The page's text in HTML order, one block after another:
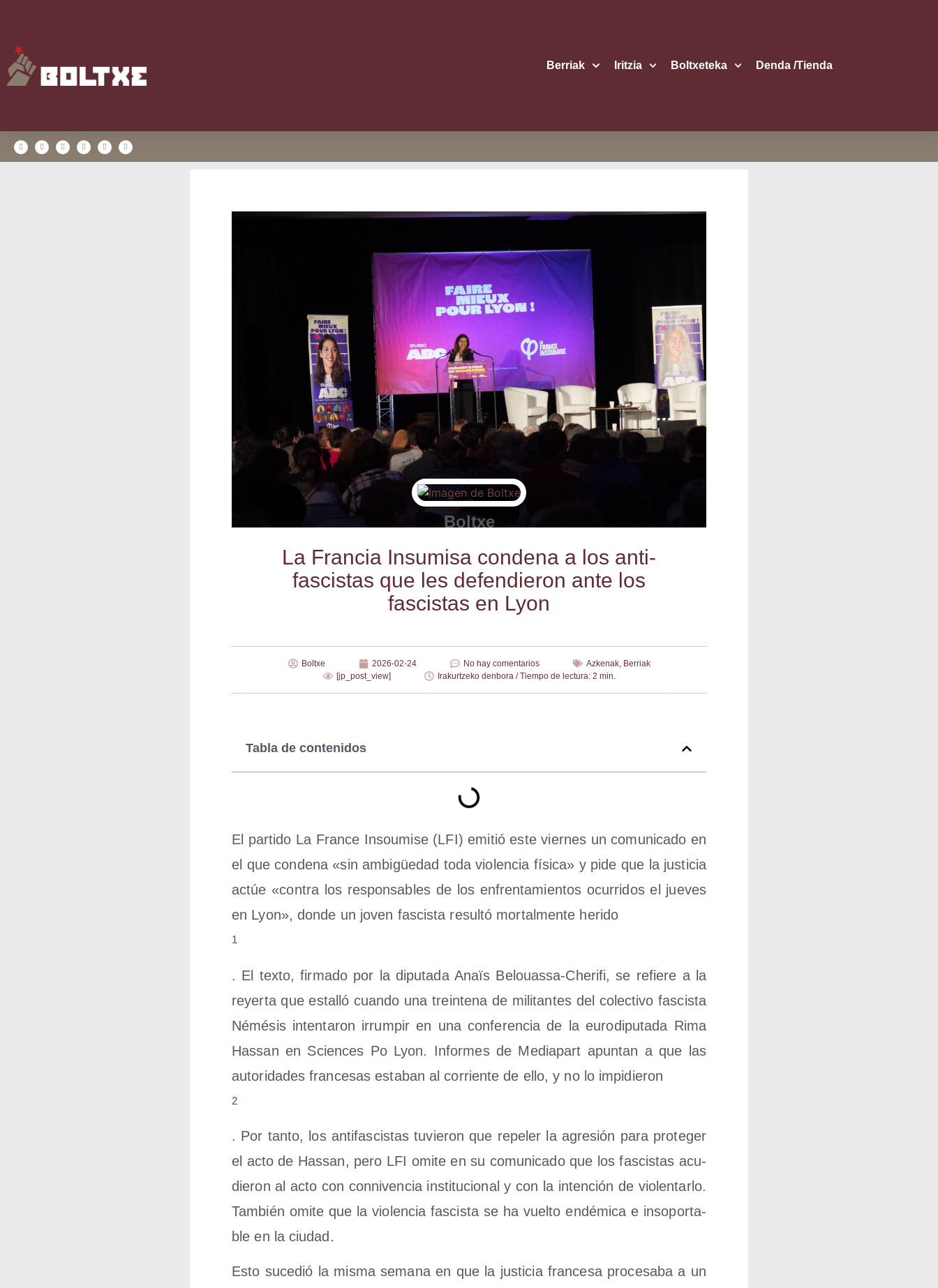
Berriak Iritzia Boltxe­te­ka Den­da /​Tien­da
Boltxe
La Fran­cia Insu­mi­sa con­de­na a los anti­
fas­cis­tas que les defen­die­ron ante los
fas­cis­tas en Lyon
Boltxe 2026-02-24 No hay comentarios Azkenak, Berriak
[jp_post_view]
Irakurtzeko denbora / Tiempo de lectura: 2 min.
Tabla de contenidos
El par­ti­do La Fran­ce Insou­mi­se (LFI) emi­tió este vier­nes un comu­ni­ca­do en
el que con­de­na «sin ambi­güe­dad toda vio­len­cia físi­ca» y pide que la jus­ti­cia
actúe «con­tra los res­pon­sa­bles de los enfren­ta­mien­tos ocu­rri­dos el jue­ves
en Lyon», don­de un joven fas­cis­ta resul­tó mor­tal­men­te herido
1
. El tex­to, fir­ma­do por la dipu­tada Anaïs Belouas­sa-Che­ri­fi, se refie­re a la
reyer­ta que esta­lló cuan­do una trein­te­na de mili­tan­tes del colec­ti­vo fas­cis­ta
Némé­sis inten­ta­ron irrum­pir en una con­fe­ren­cia de la euro­dipu­tada Rima
Has­san en Scien­ces Po Lyon. Infor­mes de Media­part apun­tan a que las
auto­ri­da­des fran­ce­sas esta­ban al corrien­te de ello, y no lo impidieron
2
. Por tan­to, los anti­fas­cis­tas tuvie­ron que repe­ler la agre­sión para pro­te­ger
el acto de Has­san, pero LFI omi­te en su comu­ni­ca­do que los fas­cis­tas acu­
die­ron al acto con con­ni­ven­cia ins­ti­tu­cio­nal y con la inten­ción de vio­len­tar­lo.
Tam­bién omi­te que la vio­len­cia fas­cis­ta se ha vuel­to endé­mi­ca e inso­por­ta­
ble en la ciudad.
Esto suce­dió la mis­ma sema­na en que la jus­ti­cia fran­ce­sa pro­ce­sa­ba a un